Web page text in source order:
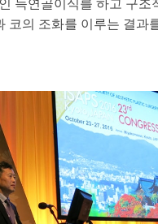
늑연골이식를 하고 구조
코의 조화를 이루는 결과